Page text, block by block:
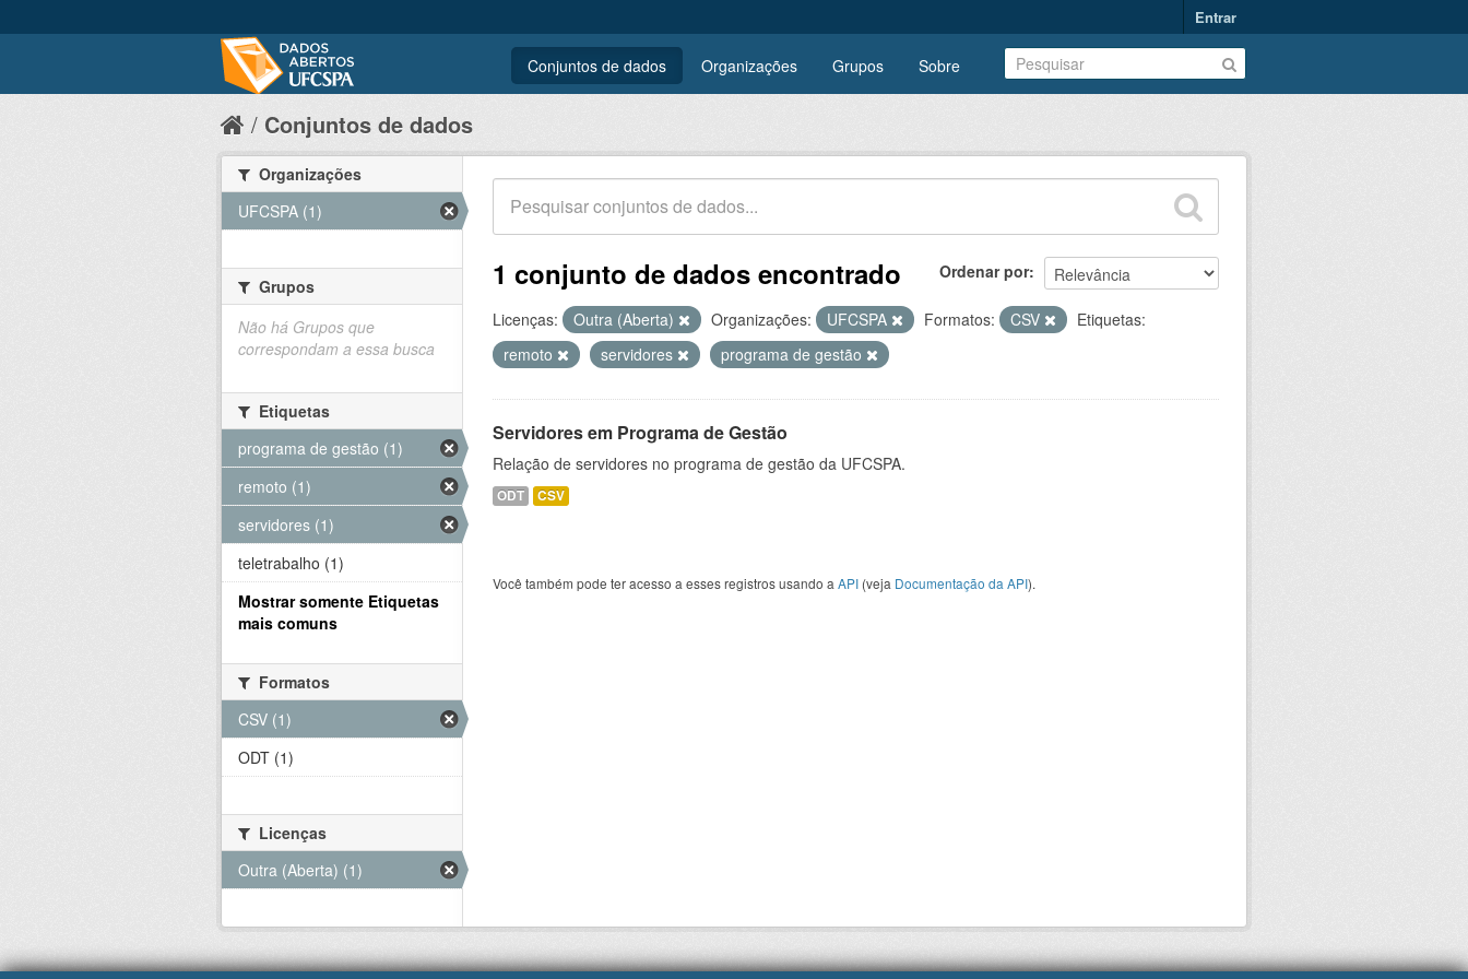
Entrar
Conjuntos de dados Organizações Grupos Sobre
Conjuntos de dados
Ordenar por
1 conjunto de dados encontrado
Licenças: Outra (Aberta) Organizações: UFCSPA Formatos: CSV
Etiquetas:
remoto
servidores programa de gestão
Servidores em Programa de Gestão
Relação de servidores no programa de gestão da UFCSPA.
ODT CSV
Você também pode ter acesso a esses registros usando a API (veja Documentação da API).
Organizações
UFCSPA (1)
Grupos
Não há Grupos que
correspondam a essa busca
Etiquetas
programa de gestão (1)
remoto (1)
servidores (1)
teletrabalho (1)
Mostrar somente Etiquetas
mais comuns
Formatos
CSV (1)
ODT (1)
Licenças
Outra (Aberta) (1)